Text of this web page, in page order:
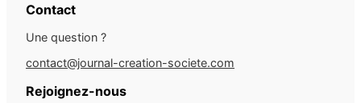
Contact
Une question ?
contact@journal-creation-societe.com
Rejoignez-nous